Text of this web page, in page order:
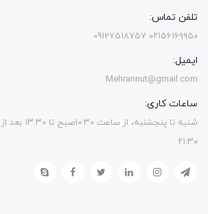
تلفن تماس:
۰۲۱۵۶۱۶۹۹۵۰ 09127518757
ایمیل:
Mehrannut@gmail.com
ساعات کاری:
۲۱:۳۰